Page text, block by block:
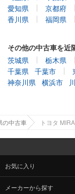
愛知県
京都府
香川県
福岡県
その他の中古車を近
茨城県
栃木県
千葉県 千葉市
神奈川県 横浜市
の中古車 トヨタ
お気に入り
メーカーから探す